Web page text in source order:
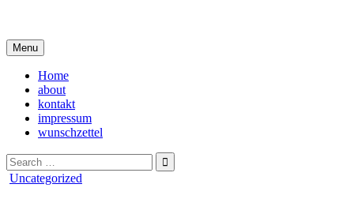
content
Menu
Home
about
kontakt
impressum
wunschzettel
Search
for:
Posted
Uncategorized